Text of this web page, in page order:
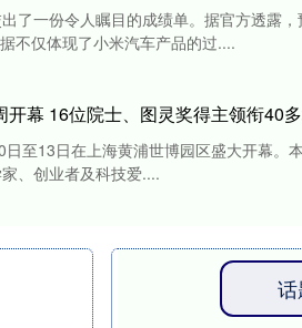
了一份令人瞩目的成绩单。据官方透露
不仅体现了小米汽车产品的过....
幕 16位院士、图灵奖得主领衔40
至13日在上海黄浦世博园区盛大开幕。
、创业者及科技爱....